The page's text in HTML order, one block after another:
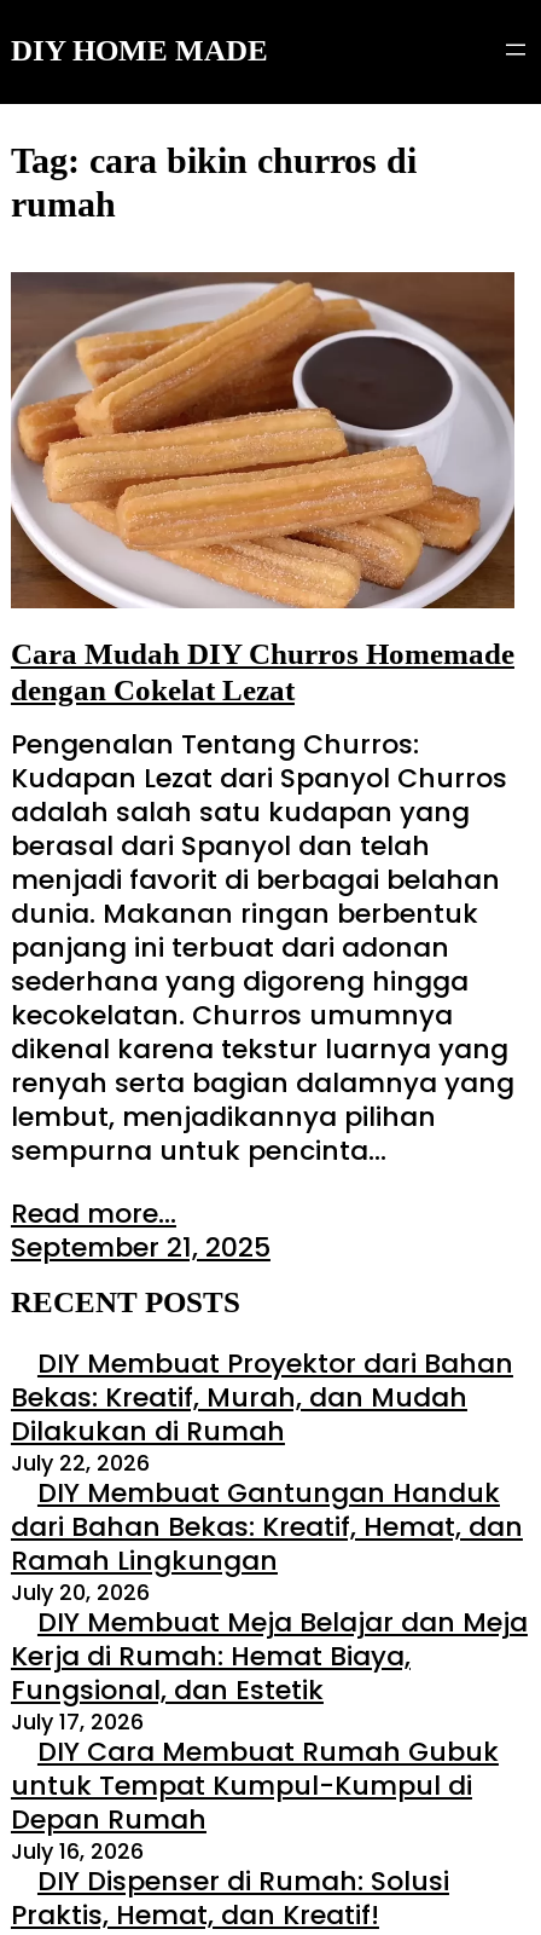
toDIY HOME MADE
Tag: cara bikin churros di
rumah
Cara Mudah DIY Churros Homemade
dengan Cokelat Lezat
Pengenalan Tentang Churros:
Kudapan Lezat dari Spanyol Churros
adalah salah satu kudapan yang
berasal dari Spanyol dan telah
menjadi favorit di berbagai belahan
dunia. Makanan ringan berbentuk
panjang ini terbuat dari adonan
sederhana yang digoreng hingga
kecokelatan. Churros umumnya
dikenal karena tekstur luarnya yang
renyah serta bagian dalamnya yang
lembut, menjadikannya pilihan
sempurna untuk pencinta…
Read more...
September 21, 2025
RECENT POSTS
DIY Membuat Proyektor dari Bahan
Bekas: Kreatif, Murah, dan Mudah
Dilakukan di Rumah
July 22, 2026
DIY Membuat Gantungan Handuk
dari Bahan Bekas: Kreatif, Hemat, dan
Ramah Lingkungan
July 20, 2026
DIY Membuat Meja Belajar dan Meja
Kerja di Rumah: Hemat Biaya,
Fungsional, dan Estetik
July 17, 2026
DIY Cara Membuat Rumah Gubuk
untuk Tempat Kumpul-Kumpul di
Depan Rumah
July 16, 2026
DIY Dispenser di Rumah: Solusi
Praktis, Hemat, dan Kreatif!